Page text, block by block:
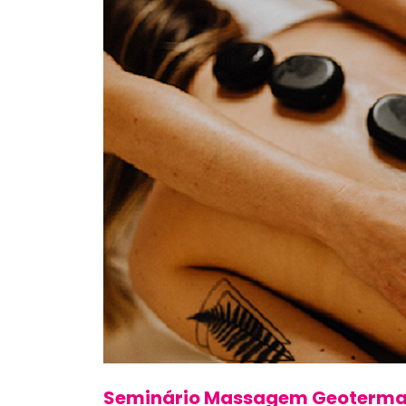
Seminário Massagem